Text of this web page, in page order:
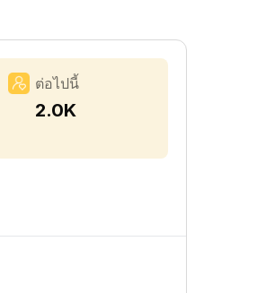
ต่อไปนี้
2.0K